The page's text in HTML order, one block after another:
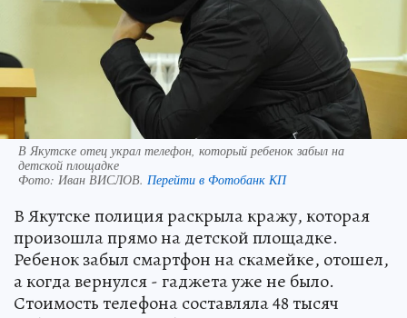
В Якутске отец украл телефон, который ребенок забыл на
детской площадке
Фото: Иван ВИСЛОВ. Перейти в Фотобанк КП
В Якутске полиция раскрыла кражу, которая
произошла прямо на детской площадке.
Ребенок забыл смартфон на скамейке, отошел,
а когда вернулся - гаджета уже не было.
Стоимость телефона составляла 48 тысяч